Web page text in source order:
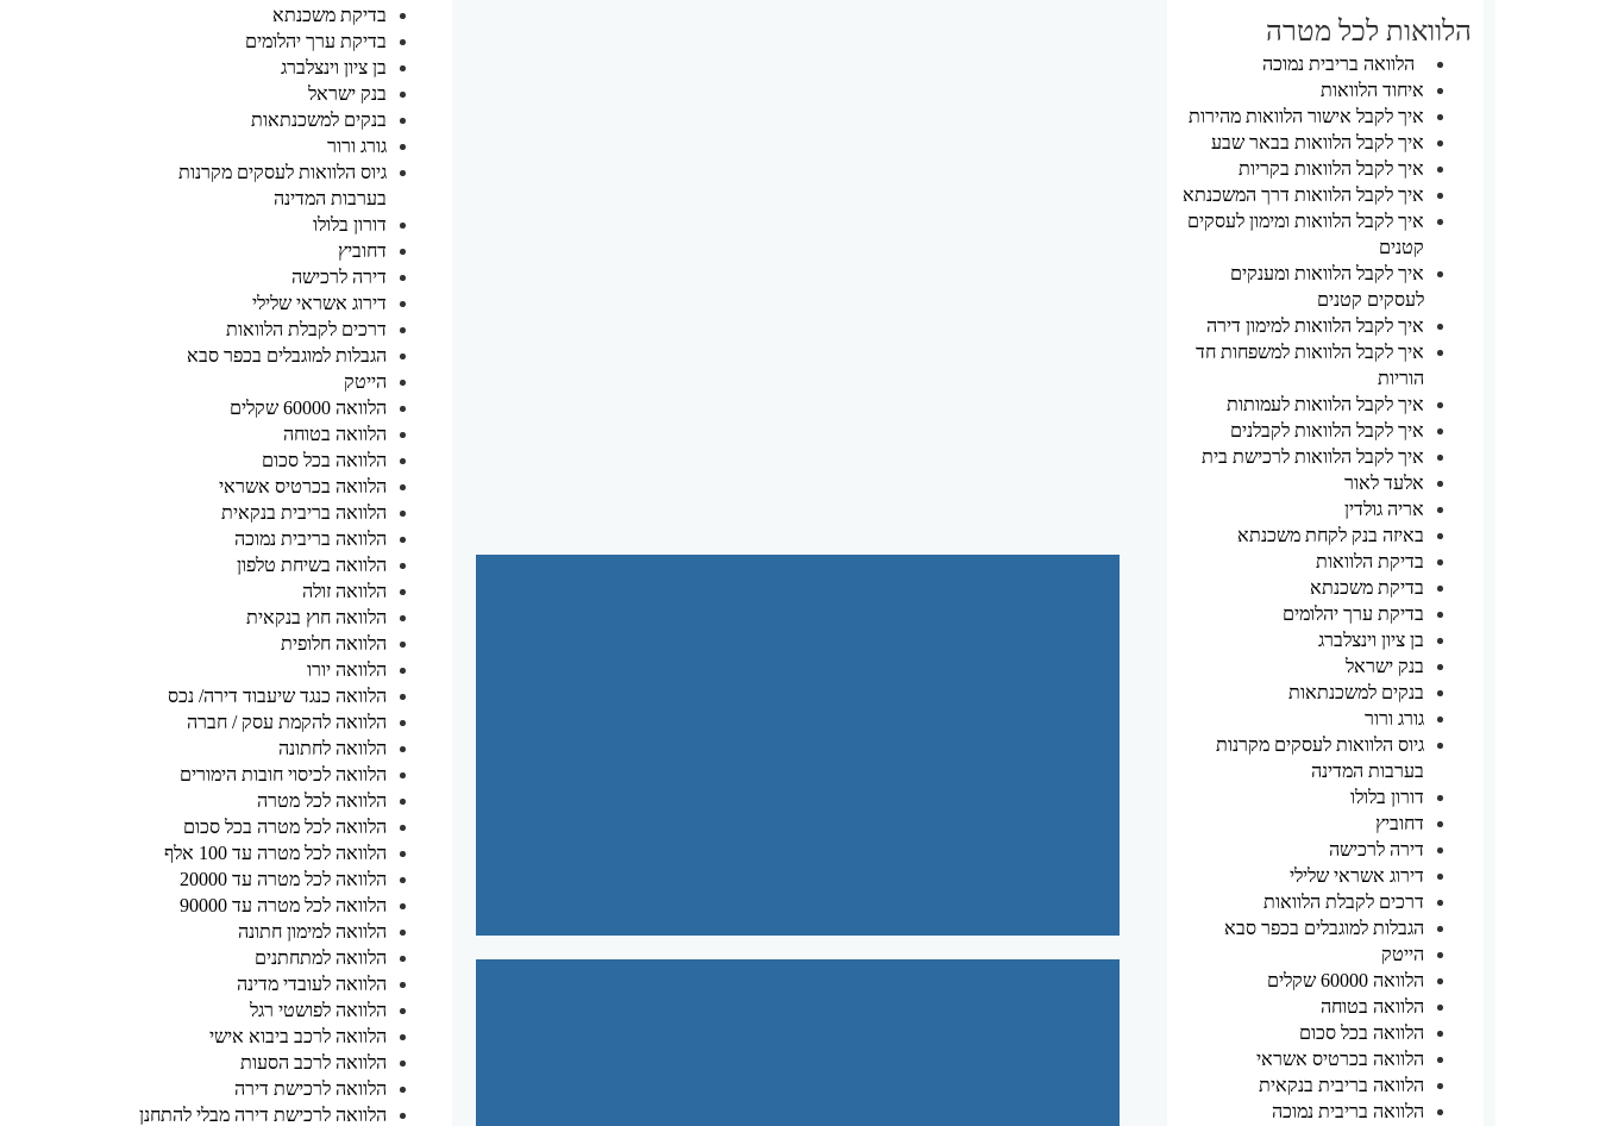
הלוואות לכל מטרה
הלוואה בריבית נמוכה
איחוד הלוואות
איך לקבל אישור הלוואות מהירות
איך לקבל הלוואות בבאר שבע
איך לקבל הלוואות בקריות
איך לקבל הלוואות דרך המשכנתא
איך לקבל הלוואות ומימון לעסקים
קטנים
איך לקבל הלוואות ומענקים
לעסקים קטנים
איך לקבל הלוואות למימון דירה
איך לקבל הלוואות למשפחות חד
הוריות
איך לקבל הלוואות לעמותות
איך לקבל הלוואות לקבלנים
איך לקבל הלוואות לרכישת בית
אלעד לאור
אריה גולדין
באיזה בנק לקחת משכנתא
בדיקת הלוואות
בדיקת משכנתא
בדיקת ערך יהלומים
בן ציון וינצלברג
בנק ישראל
בנקים למשכנתאות
גורג ורור
גיוס הלוואות לעסקים מקרנות
בערבות המדינה
דורון בלולו
דחוביץ
דירה לרכישה
דירוג אשראי שלילי
דרכים לקבלת הלוואות
הגבלות למוגבלים בכפר סבא
הייטק
הלוואה 60000 שקלים
הלוואה בטוחה
הלוואה בכל סכום
הלוואה בכרטיס אשראי
הלוואה בריבית בנקאית
הלוואה בריבית נמוכה
בדיקת משכנתא
בדיקת ערך יהלומים
בן ציון וינצלברג
בנק ישראל
בנקים למשכנתאות
גורג ורור
גיוס הלוואות לעסקים מקרנות
בערבות המדינה
דורון בלולו
דחוביץ
דירה לרכישה
דירוג אשראי שלילי
דרכים לקבלת הלוואות
הגבלות למוגבלים בכפר סבא
הייטק
הלוואה 60000 שקלים
הלוואה בטוחה
הלוואה בכל סכום
הלוואה בכרטיס אשראי
הלוואה בריבית בנקאית
הלוואה בריבית נמוכה
הלוואה בשיחת טלפון
הלוואה זולה
הלוואה חוץ בנקאית
הלוואה חלופית
הלוואה יורו
הלוואה כנגד שיעבוד דירה/ נכס
הלוואה להקמת עסק / חברה
הלוואה לחתונה
הלוואה לכיסוי חובות הימורים
הלוואה לכל מטרה
הלוואה לכל מטרה בכל סכום
הלוואה לכל מטרה עד 100 אלף
הלוואה לכל מטרה עד 20000
הלוואה לכל מטרה עד 90000
הלוואה למימון חתונה
הלוואה למתחתנים
הלוואה לעובדי מדינה
הלוואה לפושטי רגל
הלוואה לרכב ביבוא אישי
הלוואה לרכב הסעות
הלוואה לרכישת דירה
הלוואה לרכישת דירה מבלי להתחנן